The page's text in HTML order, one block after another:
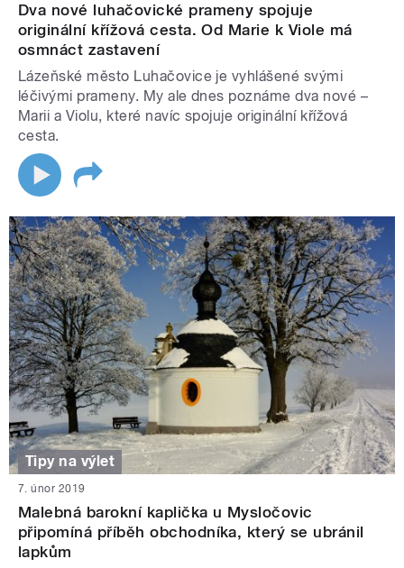
Dva nové luhačovické prameny spojuje
originální křížová cesta. Od Marie k Viole má
osmnáct zastavení
Lázeňské město Luhačovice je vyhlášené svými
léčivými prameny. My ale dnes poznáme dva nové –
Marii a Violu, které navíc spojuje originální křížová
cesta.
Tipy na výlet
7. únor 2019
Malebná barokní kaplička u Mysločovic
připomíná příběh obchodníka, který se ubránil
lapkům